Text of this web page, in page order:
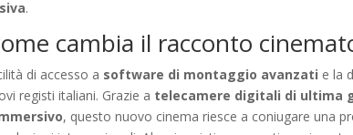
.
cambia il racconto
di accesso a software di montaggio avanzati e la
registi italiani. Grazie a telecamere digitali di ultima
, questo nuovo cinema riesce a coniugare una